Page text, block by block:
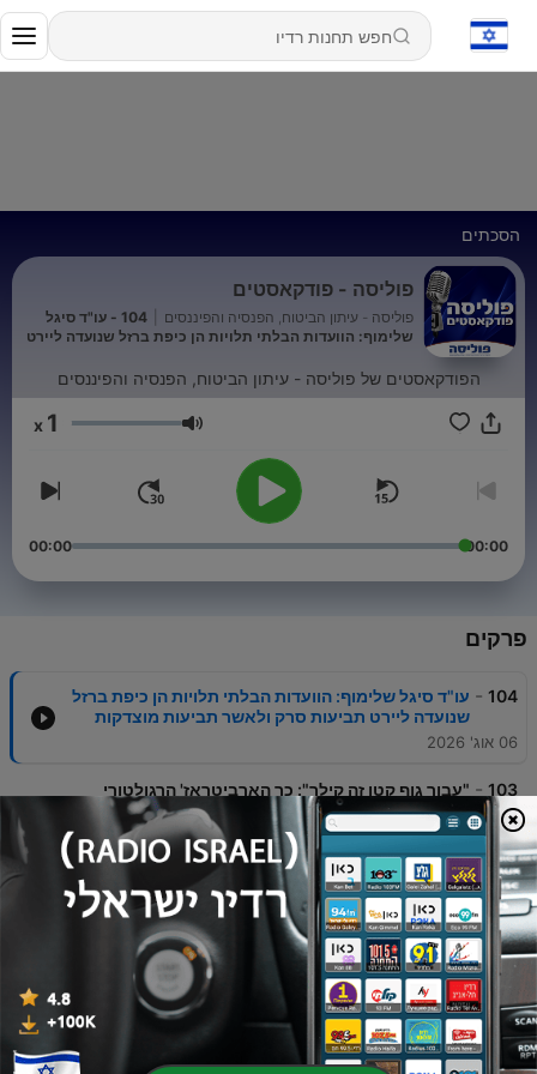
הסכתים
פוליסה - פודקאסטים
פוליסה - עיתון הביטוח, הפנסיה והפיננסים
104 - עו"ד סיגל
שלימוף: הוועדות הבלתי תלויות הן כיפת ברזל שנועדה ליירט
הפודקאסטים של פוליסה - עיתון הביטוח, הפנסיה והפיננסים
עוצמת שמע 1
00:00
00:00
פרקים
104
- עו"ד סיגל שלימוף: הוועדות הבלתי תלויות הן כיפת ברזל
שנועדה ליירט תביעות סרק ולאשר תביעות מוצדקות
06 אוג' 2026
103
- "עבור גוף קטן זה קילר": כך הארביטראז' הרגולטורי
המתרחב מעמיס על הענף הפיננסי
02 אוג' 2026
102
- גם אם יש ספק בכיסוי, המבטחים בלונדון לא דוחים את
התביעה - עם עו"ד רינה אגולסקי
26 יולי 2026
101
- האם הרגולציה הפיננסית נותנת מענה לסיכונים
האמיתיים של שוק ההון הישראלי? עם עו"ד טל הפלינג
19 יולי 2026